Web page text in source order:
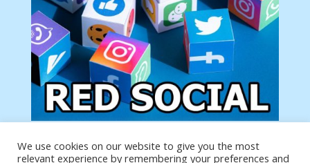
Tu anuncio va aquí
We use cookies on our website to give you the most
relevant experience by remembering your preferences and